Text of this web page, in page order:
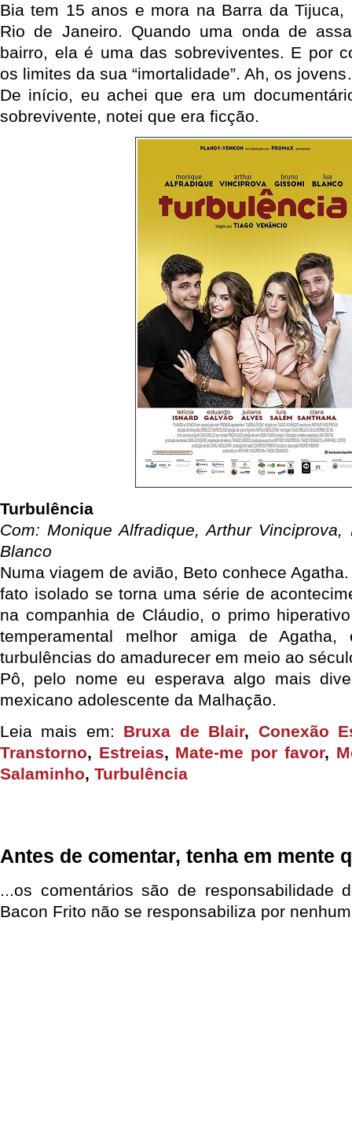
Bia tem 15 anos e mora na Barra da Tijuca,
Rio de Janeiro. Quando uma onda de
bairro, ela é uma das sobreviventes. E por
os limites da sua “imortalidade”. Ah, os
De início, eu achei que era um
sobrevivente, notei que era ficção.
Turbulência
Com: Monique Alfradique, Arthur
Blanco
Numa viagem de avião, Beto conhece
fato isolado se torna uma série de
na companhia de Cláudio, o primo
temperamental melhor amiga de Agatha,
turbulências do amadurecer em meio ao
Pô, pelo nome eu esperava algo mais
mexicano adolescente da Malhação.
Leia mais em: Bruxa de Blair, Conexão
Transtorno, Estreias, Mate-me por favor,
Salaminho, Turbulência
Antes de comentar, tenha em mente
...os comentários são de responsabilidade
Bacon Frito não se responsabiliza por